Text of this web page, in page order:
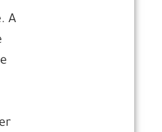
A